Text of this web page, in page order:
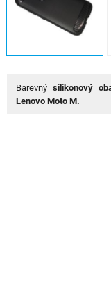
Barevnýsilikonový
Lenovo Moto M.